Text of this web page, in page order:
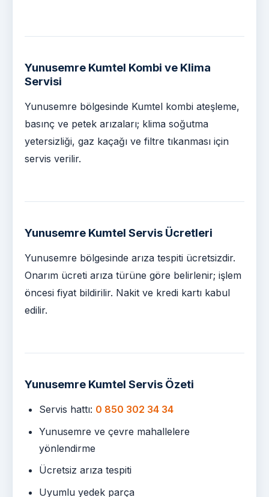
Yunusemre Kumtel Kombi ve Klima
Servisi
Yunusemre bölgesinde Kumtel kombi ateşleme,
basınç ve petek arızaları; klima soğutma
yetersizliği, gaz kaçağı ve filtre tıkanması için
servis verilir.
Yunusemre Kumtel Servis Ücretleri
Yunusemre bölgesinde arıza tespiti ücretsizdir.
Onarım ücreti arıza türüne göre belirlenir; işlem
öncesi fiyat bildirilir. Nakit ve kredi kartı kabul
edilir.
Yunusemre Kumtel Servis Özeti
Servis hattı: 0 850 302 34 34
Yunusemre ve çevre mahallelere
yönlendirme
Ücretsiz arıza tespiti
Uyumlu yedek parça